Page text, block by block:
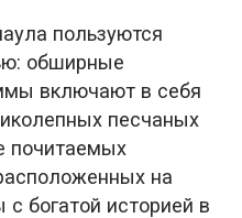
пользуются
обширные
включают в себя
песчаных
почитаемых
на
с богатой историей в